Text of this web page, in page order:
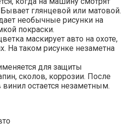
глянцевой или матовой.
необычные рисунки на
покраски.
маскирует авто на охоте,
На таком рисунке незаметна
для защиты
сколов, коррозии. После
винил остается незаметным.